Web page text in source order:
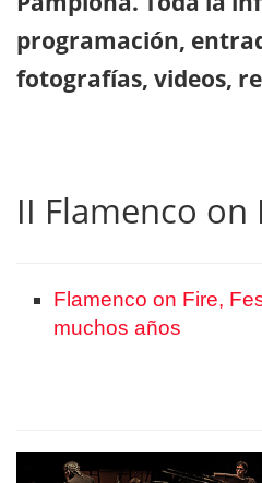
programación,
fotografías, videos,
II Flamenco on
Flamenco on Fire,
muchos años